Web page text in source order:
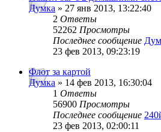
Думка » 27 янв 2013, 13:22:40
2 Ответы
52262 Просмотры
Последнее сообщение
23 фев 2013, 09:23:19
Флот за картой
Думка » 14 фев 2013, 16:30:04
1 Ответы
56900 Просмотры
Последнее сообщение
23 фев 2013, 02:00:11